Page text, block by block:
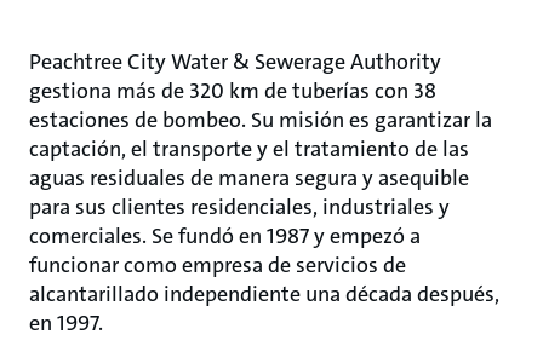
Peachtree City Water & Sewerage Authority
gestiona más de 320 km de tuberías con 38
estaciones de bombeo. Su misión es garantizar la
captación, el transporte y el tratamiento de las
aguas residuales de manera segura y asequible
para sus clientes residenciales, industriales y
comerciales. Se fundó en 1987 y empezó a
funcionar como empresa de servicios de
alcantarillado independiente una década después,
en 1997.